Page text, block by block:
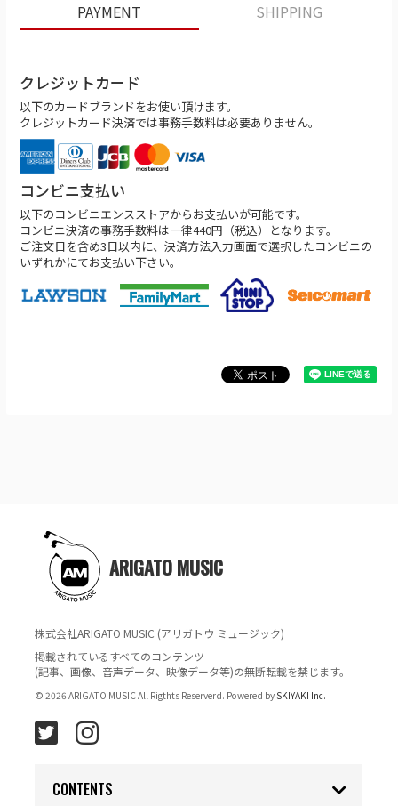
PAYMENT SHIPPING
クレジットカード
以下のカードブランドをお使い頂けます。
クレジットカード決済では事務手数料は必要ありません。
コンビニ支払い
以下のコンビニエンスストアからお支払いが可能です。
コンビニ決済の事務手数料は一律440円（税込）となります。
ご注文日を含め3日以内に、決済方法入力画面で選択したコンビニの
いずれかにてお支払い下さい。
ARIGATO MUSIC
株式会社ARIGATO MUSIC (アリガトウ ミュージック)
掲載されているすべてのコンテンツ
(記事、画像、音声データ、映像データ等)の無断転載を禁じます。
© 2026 ARIGATO MUSIC All Rigthts Reserverd. Powered by SKIYAKI Inc.
CONTENTS